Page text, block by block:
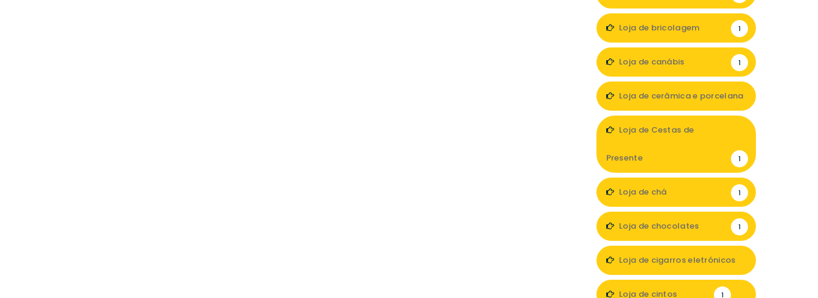
Loja de bricolagem 1
Loja de canábis 1
Loja de cerâmica e porcelana
Loja de Cestas de
Presente 1
Loja de chá 1
Loja de chocolates 1
Loja de cigarros eletrónicos
Loja de cintos 1